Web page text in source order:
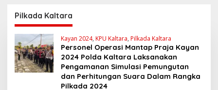
Pilkada Kaltara
Kayan 2024, KPU Kaltara, Pilkada Kaltara
Personel Operasi Mantap Praja Kayan
2024 Polda Kaltara Laksanakan
Pengamanan Simulasi Pemungutan
dan Perhitungan Suara Dalam Rangka
Pilkada 2024